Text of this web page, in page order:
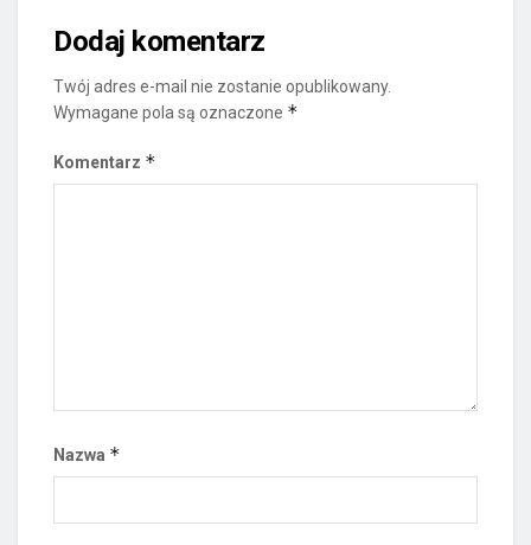
Dodaj komentarz
Twój adres e-mail nie zostanie opublikowany.
Wymagane pola są oznaczone *
Komentarz *
Nazwa *